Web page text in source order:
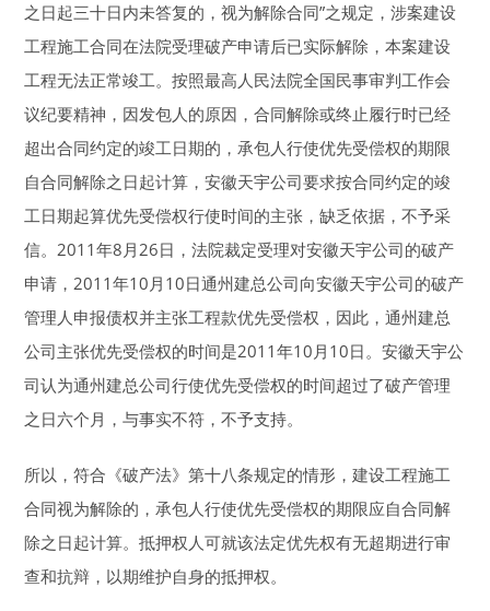
之日起三十日内未答复的，视为解除合同”之规定，涉案建设
工程施工合同在法院受理破产申请后已实际解除，本案建设
工程无法正常竣工。按照最高人民法院全国民事审判工作会
议纪要精神，因发包人的原因，合同解除或终止履行时已经
超出合同约定的竣工日期的，承包人行使优先受偿权的期限
自合同解除之日起计算，安徽天宇公司要求按合同约定的竣
工日期起算优先受偿权行使时间的主张，缺乏依据，不予采
信。2011年8月26日，法院裁定受理对安徽天宇公司的破产
申请，2011年10月10日通州建总公司向安徽天宇公司的破产
管理人申报债权并主张工程款优先受偿权，因此，通州建总
公司主张优先受偿权的时间是2011年10月10日。安徽天宇公
司认为通州建总公司行使优先受偿权的时间超过了破产管理
之日六个月，与事实不符，不予支持。
所以，符合《破产法》第十八条规定的情形，建设工程施工
合同视为解除的，承包人行使优先受偿权的期限应自合同解
除之日起计算。抵押权人可就该法定优先权有无超期进行审
查和抗辩，以期维护自身的抵押权。